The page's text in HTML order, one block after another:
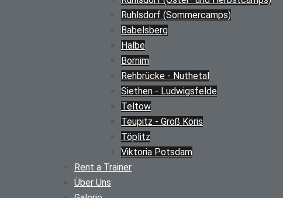
Ruhlsdorf (Sommercamps)
Babelsberg
Halbe
Bornim
Rehbrücke - Nuthetal
Siethen - Ludwigsfelde
Teltow
Teupitz - Groß Köris
Töplitz
Viktoria Potsdam
Rent a Trainer
Über Uns